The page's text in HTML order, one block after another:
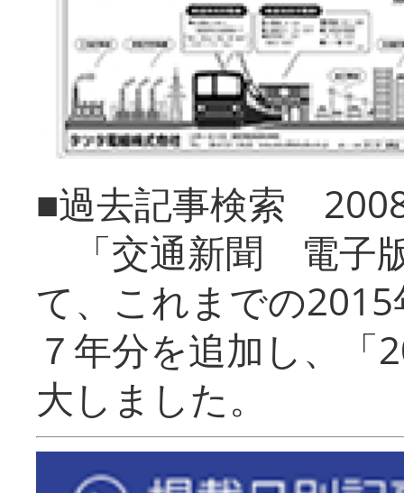
■過去記事検索
「交通新聞 電子
て、これまでの
７年分を追加し、「
大しまし